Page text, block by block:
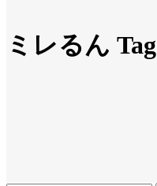
ミレるん Tag